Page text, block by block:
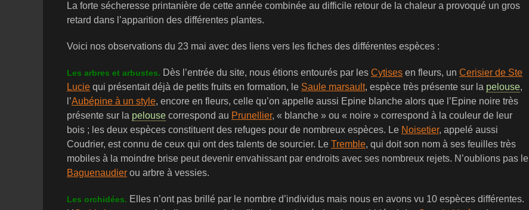
La forte sécheresse printanière de cette année combinée au difficile retour de la chaleur a provoqué un gros
retard dans l’apparition des différentes plantes.
Voici nos observations du 23 mai avec des liens vers les fiches des différentes espèces :
Les arbres et arbustes. Dès l’entrée du site, nous étions entourés par les Cytises en fleurs, un Cerisier de Ste
Lucie qui présentait déjà de petits fruits en formation, le Saule marsault, espèce très présente sur la pelouse,
l’Aubépine à un style, encore en fleurs, celle qu’on appelle aussi Epine blanche alors que l’Epine noire très
présente sur la pelouse correspond au Prunellier, « blanche » ou « noire » correspond à la couleur de leur
bois ; les deux espèces constituent des refuges pour de nombreux espèces. Le Noisetier, appelé aussi
Coudrier, est connu de ceux qui ont des talents de sourcier. Le Tremble, qui doit son nom à ses feuilles très
mobiles à la moindre brise peut devenir envahissant par endroits avec ses nombreux rejets. N’oublions pas le
Baguenaudier ou arbre à vessies.
Les orchidées. Elles n’ont pas brillé par le nombre d’individus mais nous en avons vu 10 espèces différentes.